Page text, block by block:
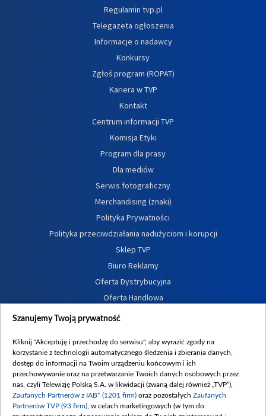
Regulamin tvp.pl
Telegazeta ogłoszenia
Informacje o nadawcy
Konkursy
Zgłoś program (ROPAT)
Kariera w TVP
Kontakt
Centrum informacji TVP
Komisja Etyki
Program dla prasy
Dla mediów
Serwis fotograficzny
Merchandising (znaki)
Polityka Prywatności
Polityka przeciwdziałania nadużyciom i korupcji
Sklep TVP
Biuro Reklamy
Oferta Dystrybucyjna
Oferta Handlowa
Dostępność
Procedura zgłoszeń wewnętrznych
Szanujemy Twoją prywatność
Kliknij "Akceptuję i przechodzę do serwisu", aby wyrazić zgody na
korzystanie z technologii automatycznego śledzenia i zbierania danych,
dostęp do informacji na Twoim urządzeniu końcowym i ich
przechowywanie oraz na przetwarzanie Twoich danych osobowych przez
nas, czyli Telewizję Polską S.A. w likwidacji (zwaną dalej również „TVP”),
Zaufanych Partnerów z IAB* (1201 firm) oraz pozostałych Zaufanych
Partnerów TVP (93 firm) , w celach marketingowych (w tym do